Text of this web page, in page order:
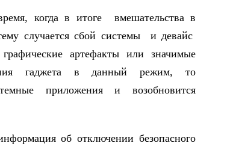
когда в итоге вмешательства в
случается сбой системы и девайс
артефакты или значимые
гаджета в данный режим, то
приложения и возобновится
об отключении безопасного